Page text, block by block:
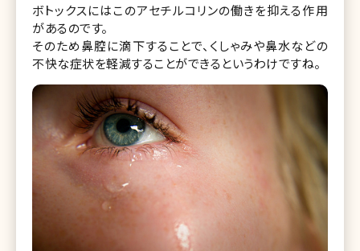
ボトックスにはこのアセチルコリンの働きを抑える作用
があるのです。
そのため鼻腔に滴下することで、くしゃみや鼻水などの
不快な症状を軽減することができるというわけですね。